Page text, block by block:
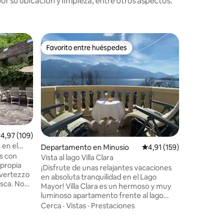
promedio: 4,97 de 5. 109 evaluaciones
4,97 (109)
en el
con
No
las
Favorito entre huéspedes
Favorito entre huéspedes
Departamento en Minusio Calificación promedio:
4,91 (159)
Vista al lago Villa Clara
¡Disfrute de unas relajantes vacaciones
en absoluta tranquilidad en el Lago
Mayor! Villa Clara es un hermoso y muy
luminoso apartamento frente al lago
situado en el contexto único de una
Cerca · Vistas · Prestaciones